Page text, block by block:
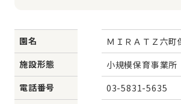
園名
ＭＩＲＡＴＺ六町
施設形態
小規模保育事業所
電話番号
03-5831-5635